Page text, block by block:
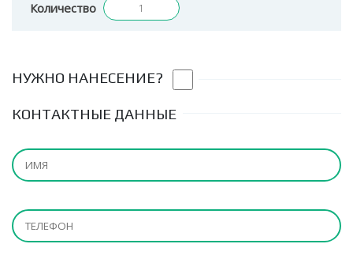
Количество
НУЖНО НАНЕСЕНИЕ?
КОНТАКТНЫЕ ДАННЫЕ